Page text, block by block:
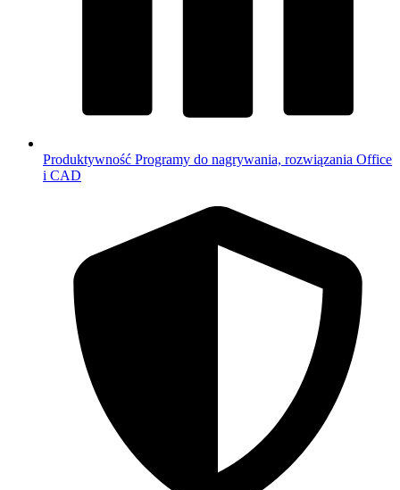
Produktywność Programy do nagrywania, rozwiązania Office
i CAD